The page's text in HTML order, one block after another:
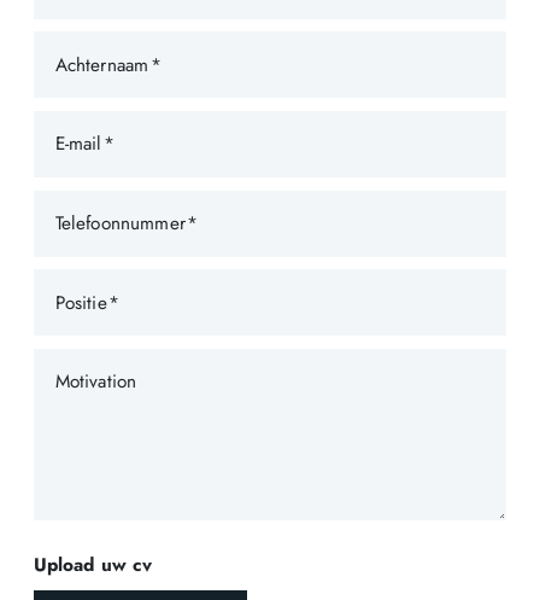
Achternaam
E-mail
Telefoonnummer
Positie
Motivation
Upload uw cv